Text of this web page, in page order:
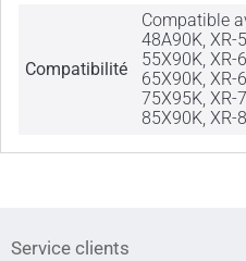
Compatibilité
Compatible
48A90K, XR-
55X90K, XR-
65X90K, XR-
75X95K, XR-
85X90K, XR-
Service clients